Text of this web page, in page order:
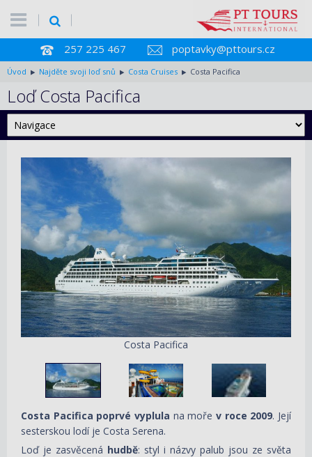
257 225 467 poptavky@pttours.cz
Úvod Najděte svoji loď snů Costa Cruises Costa Pacifica
Loď Costa Pacifica
Costa Pacifica
Costa Pacifica poprvé vyplula na moře v roce 2009. Její
sesterskou lodí je Costa Serena.
Loď je zasvěcená hudbě: styl i názvy palub jsou ze světa